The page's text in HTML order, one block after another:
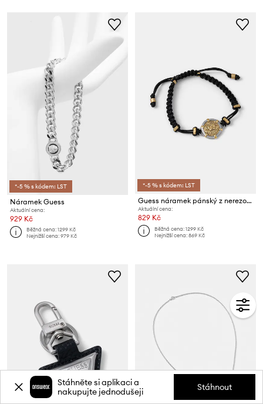
*-5 % s kódem: LST
Náramek Guess
Aktuální cena:
929 Kč
Běžná cena:1299 Kč
Nejnižší cena:979 Kč
*-5 % s kódem: LST
Guess náramek pánský z nerezové oceli LION LEGACY
Aktuální cena:
829 Kč
Běžná cena:1299 Kč
Nejnižší cena:869 Kč
Stáhněte si aplikaci a
nakupujte jednodušeji
Stáhnout